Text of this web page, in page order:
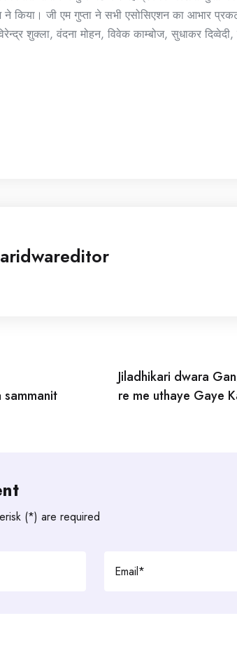
ने किया। जी एम गुप्ता ने सभी एसोसिएशन का आभार
शुक्ला, वंदना मोहन, विवेक काम्बोज, सुधाकर
Jiladhikari dwara
re me uthaye Gaye
(*) are required